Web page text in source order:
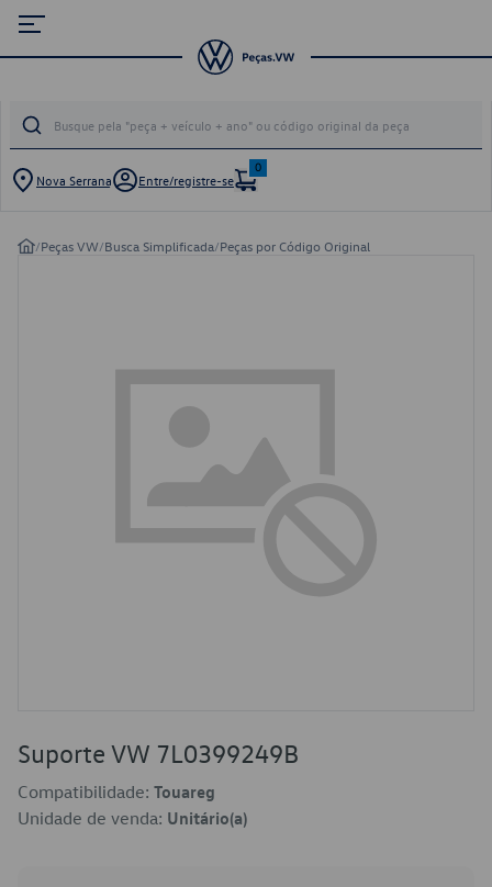
Nova Serrana Entre/registre-se
0
/Peças VW/Busca Simplificada/Peças por Código Original
Suporte VW 7L0399249B
Compatibilidade: Touareg
Unidade de venda: Unitário(a)